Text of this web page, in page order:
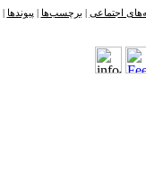
اجتماعی برچسب‌ها پیوندها